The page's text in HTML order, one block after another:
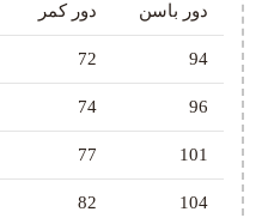
دور باسن
دور کمر
94
72
96
74
101
77
104
82